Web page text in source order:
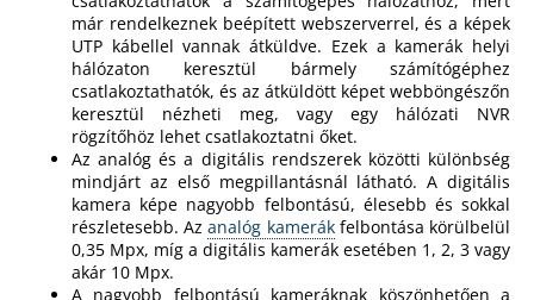
már rendelkeznek beépített webszerverrel, és a képek
UTP kábellel vannak átküldve. Ezek a kamerák helyi
hálózaton keresztül bármely számítógéphez
csatlakoztathatók, és az átküldött képet webböngészőn
keresztül nézheti meg, vagy egy hálózati NVR
rögzítőhöz lehet csatlakoztatni őket.
Az analóg és a digitális rendszerek közötti különbség
mindjárt az első megpillantásnál látható. A digitális
kamera képe nagyobb felbontású, élesebb és sokkal
részletesebb. Azanalóg kamerákfelbontása körülbelül
0,35 Mpx, míg a digitális kamerák esetében 1, 2, 3 vagy
akár 10 Mpx.
A nagyobb felbontású kameráknak köszönhetően a